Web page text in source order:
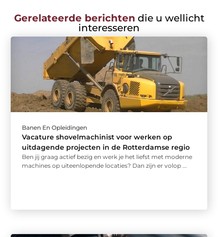
Gerelateerde berichten die u wellicht
interesseren
Banen En Opleidingen
Vacature shovelmachinist voor werken op
uitdagende projecten in de Rotterdamse regio
Ben jij graag actief bezig en werk je het liefst met moderne
machines op uiteenlopende locaties? Dan zijn er volop ...